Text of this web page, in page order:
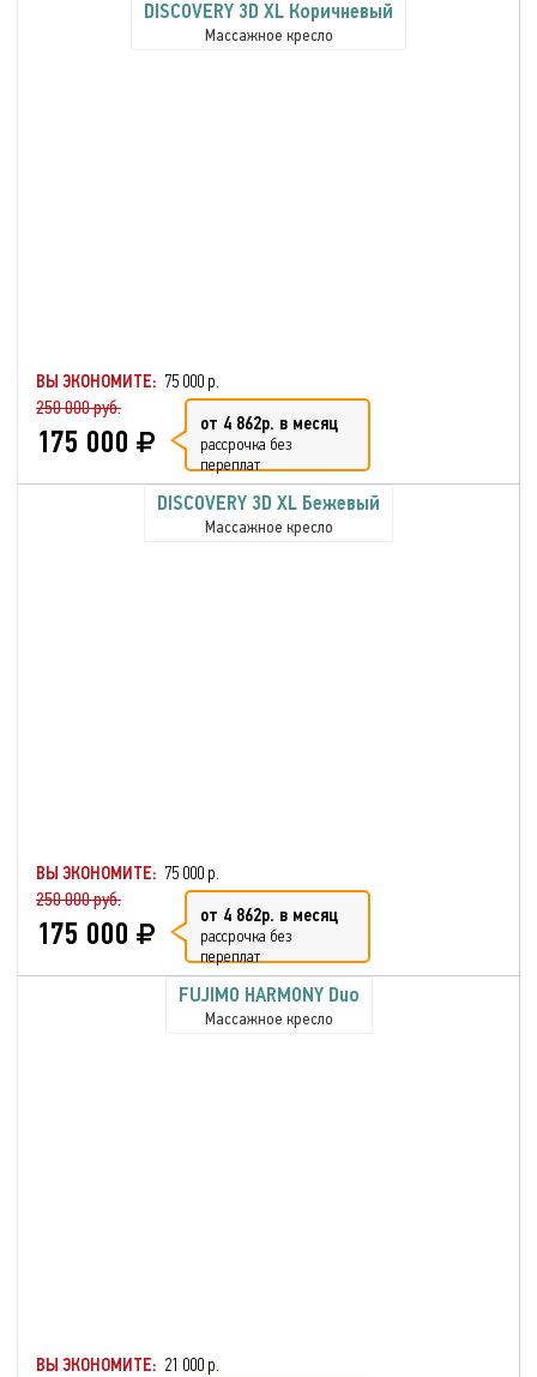
DISCOVERY 3D XL Коричневый
Массажное кресло
ВЫ ЭКОНОМИТЕ: 75 000 р.
250 000 руб.
175 000 от 4 862р. в месяц
рассрочка без
переплат
DISCOVERY 3D XL Бежевый
Массажное кресло
ВЫ ЭКОНОМИТЕ: 75 000 р.
250 000 руб.
175 000 от 4 862р. в месяц
рассрочка без
переплат
FUJIMO HARMONY Duo
Массажное кресло
ВЫ ЭКОНОМИТЕ: 21 000 р.